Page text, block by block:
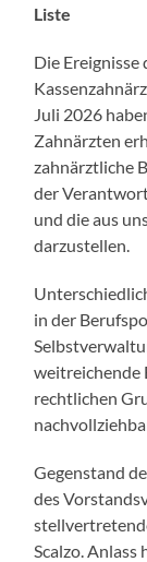
Liste
Die
Juli 2026
Zahnärzten
zahnärztliche
der
und die aus
darzustellen.
in der
weitreichende
rechtlichen
Gegenstand
des
Scalzo.